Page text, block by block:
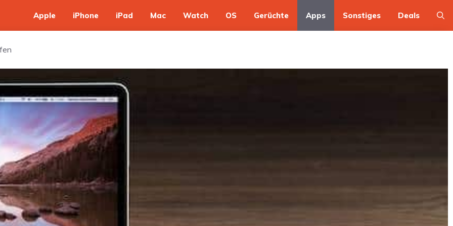
Apple iPhone iPad Mac Watch OS Gerüchte Apps Sonstiges Deals